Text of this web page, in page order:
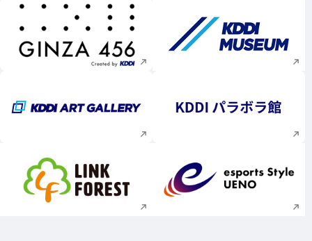
新規ウィンドウで開く 新規ウィンドウで
新規ウィンドウで開く 新規ウィンドウで
新規ウィンドウで開く 新規ウィンドウで